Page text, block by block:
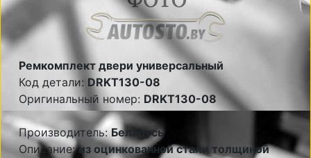
Ремкомплект двери универсальный
Код детали: DRKT130-08
Оригинальный номер: DRKT130-08
Производитель:Беларусь
Описание:из оцинкованной стали толщиной